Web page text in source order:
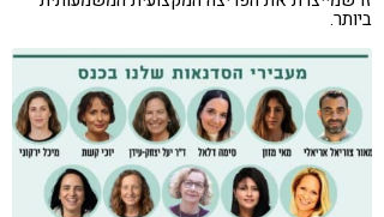
ביותר.